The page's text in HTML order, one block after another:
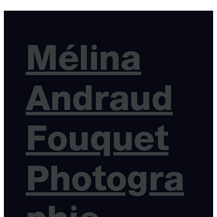
Mélina
Andraud
Fouquet
Photogra